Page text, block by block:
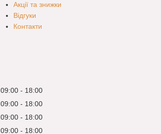
Акції та знижки
Відгуки
Контакти
09:00
18:00
09:00
18:00
09:00
18:00
09:00
18:00